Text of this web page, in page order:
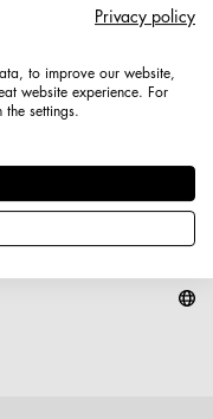
Maße:
Privacy policy
to improve our website,
website experience. For
settings.